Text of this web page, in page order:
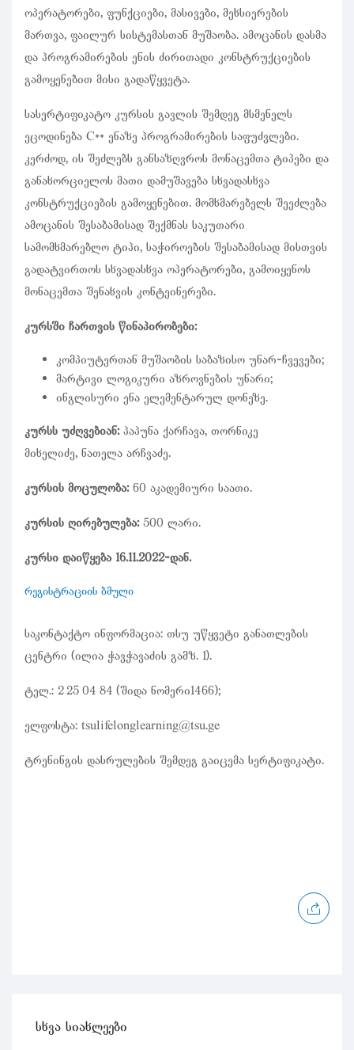
ოპერატორები, ფუნქციები, მასივები, მეხსიერების
მართვა, ფაილურ სისტემასთან მუშაობა. ამოცანის დასმა
და პროგრამირების ენის ძირითადი კონსტრუქციების
გამოყენებით მისი გადაწყვეტა.
სასერტიფიკატო კურსის გავლის შემდეგ მსმენელს
ეცოდინება C++ ენაზე პროგრამირების საფუძვლები.
კერძოდ, ის შეძლებს განსაზღვროს მონაცემთა ტიპები და
განახორციელოს მათი დამუშავება სხვადასხვა
კონსტრუქციების გამოყენებით. მომხმარებელს შეეძლება
ამოცანის შესაბამისად შექმნას საკუთარი
სამომხმარებლო ტიპი, საჭიროების შესაბამისად მისთვის
გადატვირთოს სხვადასხვა ოპერატორები, გამოიყენოს
მონაცემთა შენახვის კონტეინერები.
კურსში ჩართვის წინაპირობები:
კომპიუტერთან მუშაობის საბაზისო უნარ-ჩვევები;
მარტივი ლოგიკური აზროვნების უნარი;
ინგლისური ენა ელემენტარულ დონეზე.
კურსს უძღვებიან:პაპუნა ქარჩავა, თორნიკე
მიხელიძე, ნათელა არჩვაძე.
კურსის მოცულობა:60 აკადემიური საათი.
კურსის ღირებულება:500 ლარი.
კურსი დაიწყება 16.11.2022-დან.
რეგისტრაციის ბმული
საკონტაქტო ინფორმაცია: თსუ უწყვეტი განათლების
ცენტრი (ილია ჭავჭავაძის გამზ. 1).
ტელ.: 2 25 04 84 (შიდა ნომერი1466);
ელფოსტა: tsulifelonglearning@tsu.ge
ტრენინგის დასრულების შემდეგ გაიცემა სერტიფიკატი.
სხვა სიახლეები